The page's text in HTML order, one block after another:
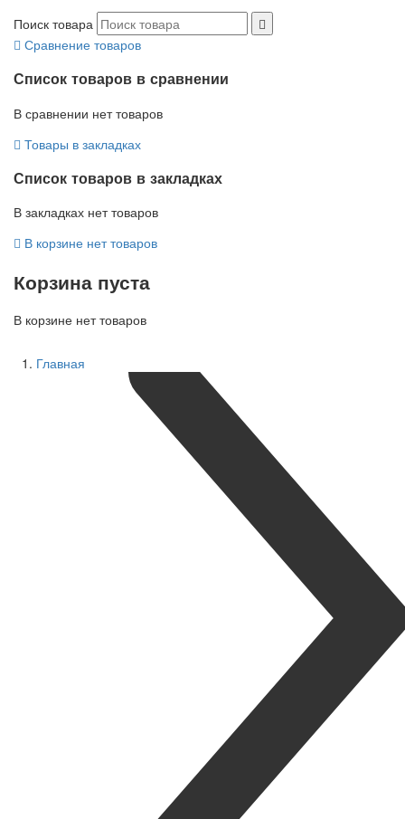
Поиск товара
Сравнение товаров
Список товаров в сравнении
В сравнении нет товаров
Товары в закладках
Список товаров в закладках
В закладках нет товаров
В корзине нет товаров
Корзина пуста
В корзине нет товаров
Главная